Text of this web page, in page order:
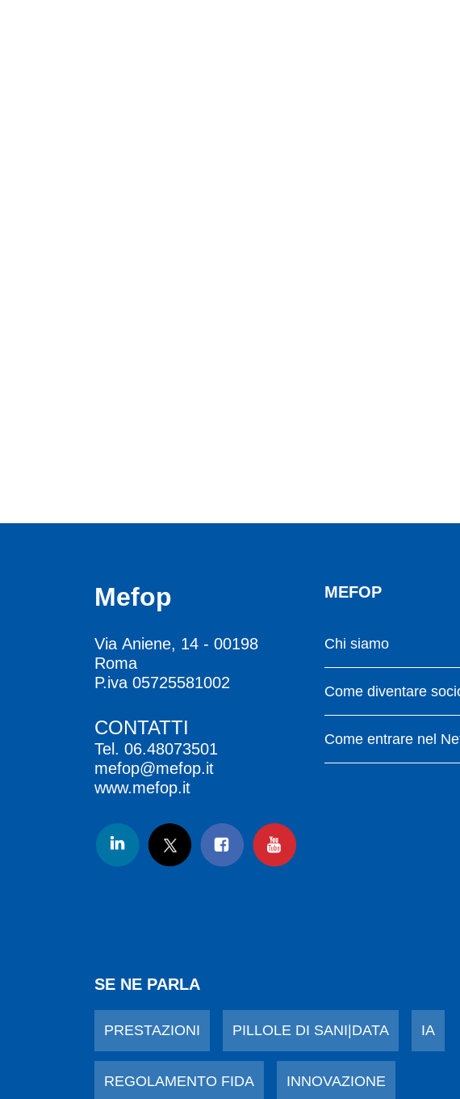
Mefop
Via Aniene, 14 - 00198
Roma
P.iva 05725581002
CONTATTI
Tel. 06.48073501
mefop@mefop.it
www.mefop.it
MEFOP
Chi siamo
Come diventare
Come entrare nel
SE NE PARLA
PRESTAZIONI PILLOLE DI SANI|DATA IA
REGOLAMENTO FIDA INNOVAZIONE